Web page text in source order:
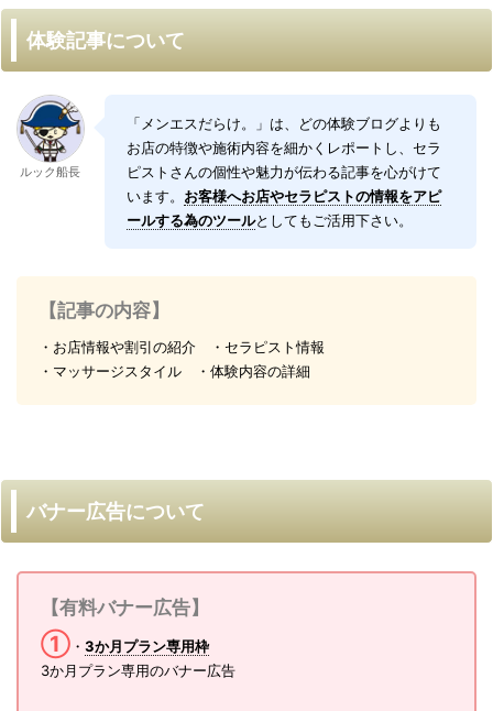
体験記事について
ルック船長
「メンエスだらけ。」は、どの体験ブログよりも
お店の特徴や施術内容を細かくレポートし、セラ
ピストさんの個性や魅力が伝わる記事を心がけて
います。 お客様へお店やセラピストの情報をアピ
ールする為のツールとしてもご活用下さい。
【記事の内容】
・お店情報や割引の紹介 ・セラピスト情報
・マッサージスタイル ・体験内容の詳細
バナー広告について
【有料バナー広告】
① ・ 3か月プラン専用枠
3か月プラン専用のバナー広告